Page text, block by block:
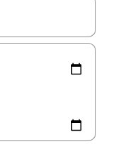
ಕೀಲಿಗಳೊಂದಿಗೆ